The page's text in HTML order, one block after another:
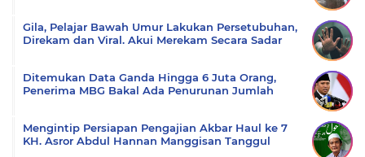
Gila, Pelajar Bawah Umur Lakukan Persetubuhan,
Direkam dan Viral. Akui Merekam Secara Sadar
Ditemukan Data Ganda Hingga 6 Juta Orang,
Penerima MBG Bakal Ada Penurunan Jumlah
Mengintip Persiapan Pengajian Akbar Haul ke 7
KH. Asror Abdul Hannan Manggisan Tanggul